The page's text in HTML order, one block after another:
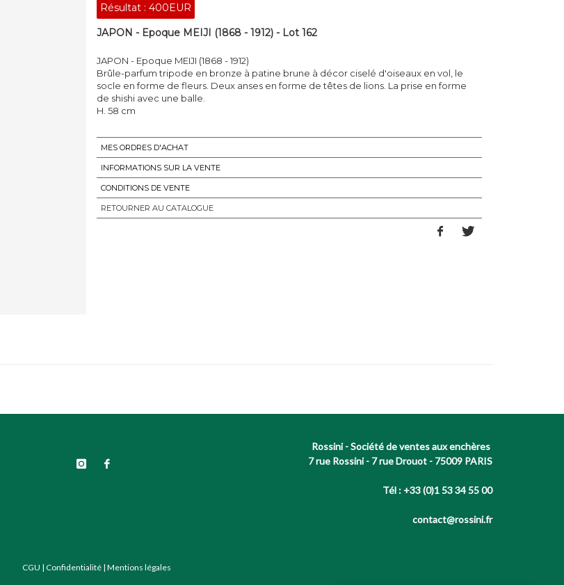
Résultat : 400EUR
JAPON - Epoque MEIJI (1868 - 1912) - Lot 162
JAPON - Epoque MEIJI (1868 - 1912)
Brûle-parfum tripode en bronze à patine brune à décor ciselé d'oiseaux en vol, le
socle en forme de fleurs. Deux anses en forme de têtes de lions. La prise en forme
de shishi avec une balle.
H. 58 cm
MES ORDRES D'ACHAT
INFORMATIONS SUR LA VENTE
CONDITIONS DE VENTE
RETOURNER AU CATALOGUE
Rossini - Société de ventes aux enchères
7 rue Rossini - 7 rue Drouot - 75009 PARIS
Tél : +33 (0)1 53 34 55 00
contact@rossini.fr
CGU | Confidentialité | Mentions légales